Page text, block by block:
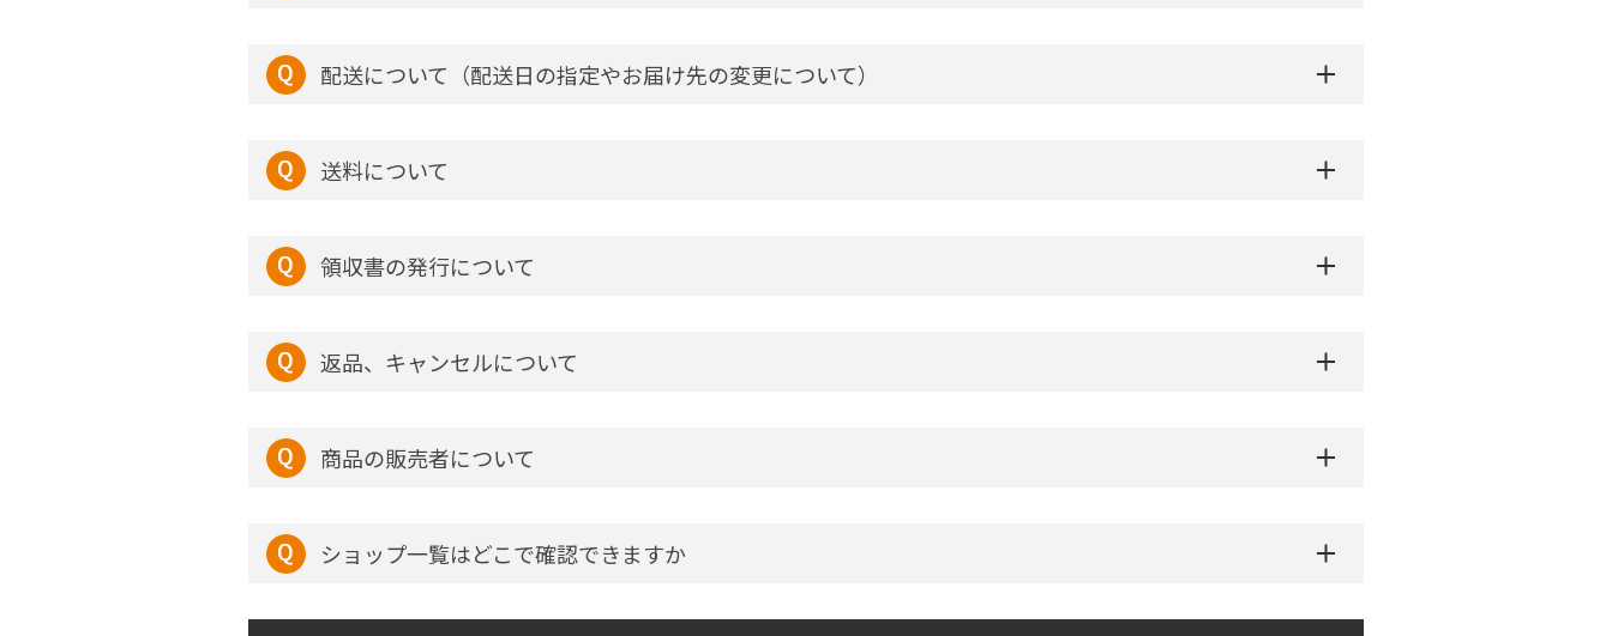
配送について（配送日の指定やお届け先の変更について）
送料について
領収書の発行について
返品、キャンセルについて
商品の販売者について
ショップ一覧はどこで確認できますか